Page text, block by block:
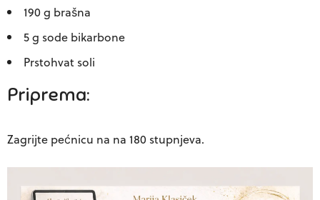
190 g brašna
5 g sode bikarbone
Prstohvat soli
Priprema:
Zagrijte pećnicu na na 180 stupnjeva.